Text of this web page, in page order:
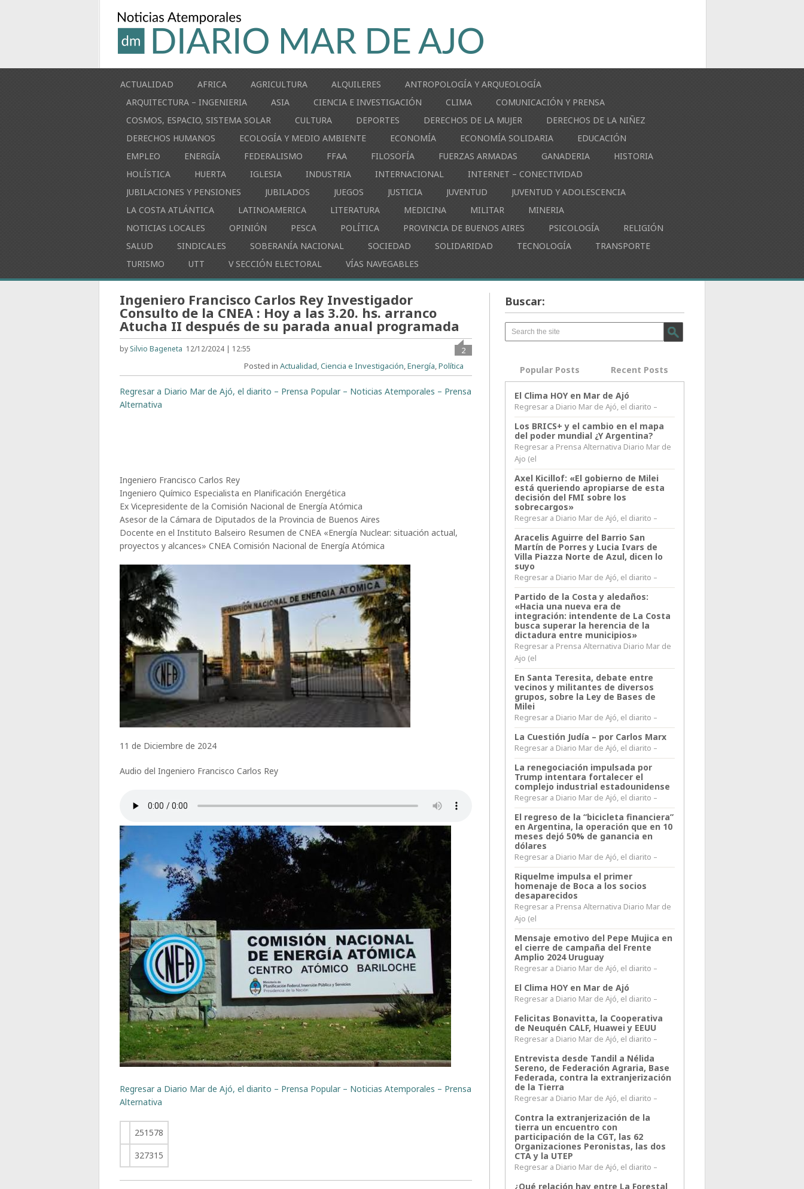
ACTUALIDAD AFRICA AGRICULTURA ALQUILERES
ANTROPOLOGÍA Y ARQUEOLOGÍA
ARQUITECTURA – INGENIERIA
ASIA CIENCIA E INVESTIGACIÓN CLIMA
COMUNICACIÓN Y PRENSA
COSMOS, ESPACIO, SISTEMA SOLAR
CULTURA DEPORTES DERECHOS DE LA MUJER
DERECHOS DE LA NIÑEZ
DERECHOS HUMANOS
ECOLOGÍA Y MEDIO AMBIENTE ECONOMÍA ECONOMÍA SOLIDARIA
EDUCACIÓN
EMPLEO
ENERGÍA FEDERALISMO FFAA FILOSOFÍA FUERZAS ARMADAS GANADERIA
HISTORIA
HOLÍSTICA
HUERTA IGLESIA INDUSTRIA INTERNACIONAL
INTERNET – CONECTIVIDAD
JUBILACIONES Y PENSIONES
JUBILADOS JUEGOS JUSTICIA JUVENTUD
JUVENTUD Y ADOLESCENCIA
LA COSTA ATLÁNTICA
LATINOAMERICA LITERATURA MEDICINA MILITAR
MINERIA
NOTICIAS LOCALES
OPINIÓN PESCA POLÍTICA PROVINCIA DE BUENOS AIRES PSICOLOGÍA
RELIGIÓN
SALUD
SINDICALES SOBERANÍA NACIONAL SOCIEDAD SOLIDARIDAD TECNOLOGÍA
TRANSPORTE
TURISMO
UTT V SECCIÓN ELECTORAL VÍAS NAVEGABLES
Ingeniero Francisco Carlos Rey Investigador
Consulto de la CNEA : Hoy a las 3.20. hs. arranco
Atucha II después de su parada anual programada
by Silvio Bageneta 12/12/2024 | 12:55
2
Posted inActualidad,Ciencia e Investigación,Energía,Política
Regresar a Diario Mar de Ajó, el diarito – Prensa Popular – Noticias Atemporales – Prensa
Alternativa
Ingeniero Francisco Carlos Rey
Ingeniero Químico Especialista en Planificación Energética
Ex Vicepresidente de la Comisión Nacional de Energía Atómica
Asesor de la Cámara de Diputados de la Provincia de Buenos Aires
Docente en el Instituto Balseiro Resumen de CNEA «Energí­a Nuclear: situación actual,
proyectos y alcances» CNEA Comisión Nacional de Energía Atómica
11 de Diciembre de 2024
Audio del Ingeniero Francisco Carlos Rey
Regresar a Diario Mar de Ajó, el diarito – Prensa Popular – Noticias Atemporales – Prensa
Alternativa
251578
327315
Buscar:
Popular Posts Recent Posts
El Clima HOY en Mar de Ajó
Regresar a Diario Mar de Ajó, el diarito –
Los BRICS+ y el cambio en el mapa
del poder mundial ¿Y Argentina?
Regresar a Prensa Alternativa Diario Mar de
Ajo (el
Axel Kicillof: «El gobierno de Milei
está queriendo apropiarse de esta
decisión del FMI sobre los
sobrecargos»
Regresar a Diario Mar de Ajó, el diarito –
Aracelis Aguirre del Barrio San
Martín de Porres y Lucia Ivars de
Villa Piazza Norte de Azul, dicen lo
suyo
Regresar a Diario Mar de Ajó, el diarito –
Partido de la Costa y aledaños:
«Hacia una nueva era de
integración: intendente de La Costa
busca superar la herencia de la
dictadura entre municipios»
Regresar a Prensa Alternativa Diario Mar de
Ajo (el
En Santa Teresita, debate entre
vecinos y militantes de diversos
grupos, sobre la Ley de Bases de
Milei
Regresar a Diario Mar de Ajó, el diarito –
La Cuestión Judía – por Carlos Marx
Regresar a Diario Mar de Ajó, el diarito –
La renegociación impulsada por
Trump intentara fortalecer el
complejo industrial estadounidense
Regresar a Diario Mar de Ajó, el diarito –
El regreso de la “bicicleta financiera”
en Argentina, la operación que en 10
meses dejó 50% de ganancia en
dólares
Regresar a Diario Mar de Ajó, el diarito –
Riquelme impulsa el primer
homenaje de Boca a los socios
desaparecidos
Regresar a Prensa Alternativa Diario Mar de
Ajo (el
Mensaje emotivo del Pepe Mujica en
el cierre de campaña del Frente
Amplio 2024 Uruguay
Regresar a Diario Mar de Ajó, el diarito –
El Clima HOY en Mar de Ajó
Regresar a Diario Mar de Ajó, el diarito –
Felicitas Bonavitta, la Cooperativa
de Neuquén CALF, Huawei y EEUU
Regresar a Diario Mar de Ajó, el diarito –
Entrevista desde Tandil a Nélida
Sereno, de Federación Agraria, Base
Federada, contra la extranjerización
de la Tierra
Regresar a Diario Mar de Ajó, el diarito –
Contra la extranjerización de la
tierra un encuentro con
participación de la CGT, las 62
Organizaciones Peronistas, las dos
CTA y la UTEP
Regresar a Diario Mar de Ajó, el diarito –
¿Qué relación hay entre La Forestal